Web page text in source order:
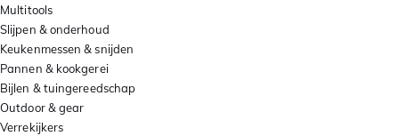
Multitools
Slijpen & onderhoud
Keukenmessen & snijden
Pannen & kookgerei
Bijlen & tuingereedschap
Outdoor & gear
Verrekijkers